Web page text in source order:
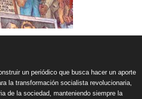
un periódico que busca hacer un aporte
la transformación socialista revolucionaria,
de la sociedad, manteniendo siempre la